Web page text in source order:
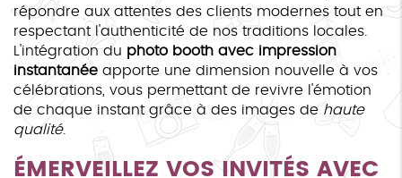
répondre aux attentes des clients modernes tout en
respectant l'authenticité de nos traditions locales.
L'intégration du photo booth avec impression
instantanéeapporte une dimension nouvelle à vos
célébrations, vous permettant de revivre l'émotion
de chaque instant grâce à des images de haute
qualité.
ÉMERVEILLEZ VOS INVITÉS AVEC